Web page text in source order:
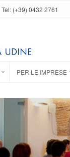
Tel: (+39) 0432 2761
PER LE IMPRESE